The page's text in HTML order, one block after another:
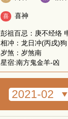
喜 喜神
相冲：龙日冲(丙戌)狗
岁煞：岁煞南
星宿:南方鬼金羊-凶